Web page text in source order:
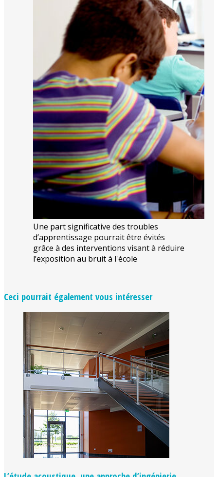
Une part significative des troubles
d’apprentissage pourrait être évités
grâce à des interventions visant à réduire
l’exposition au bruit à l'école
Ceci pourrait également vous intéresser